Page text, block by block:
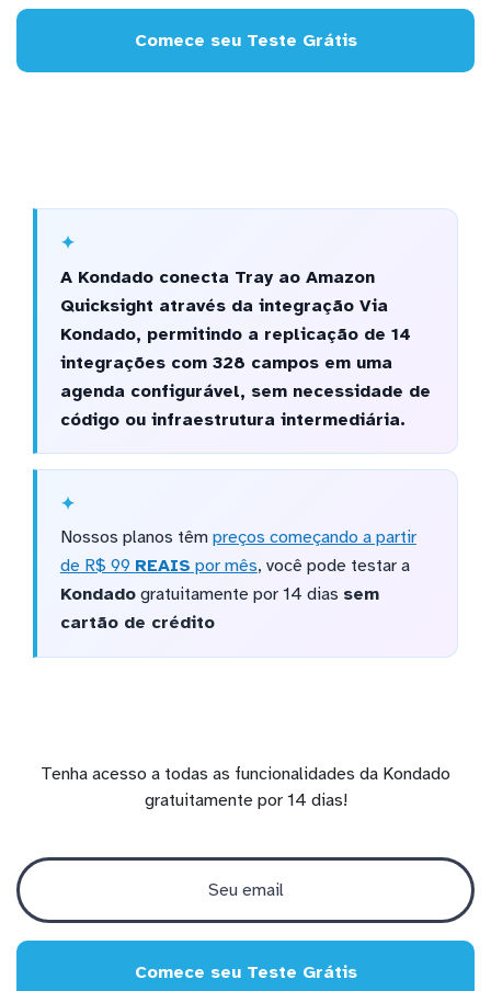
Comece seu Teste Grátis
A Kondado conecta Tray ao Amazon
Quicksight através da integração Via
Kondado, permitindo a replicação de 14
integrações com 328 campos em uma
agenda configurável, sem necessidade de
código ou infraestrutura intermediária.
Nossos planos têm preços começando a partir
de R$ 99 REAIS por mês, você pode testar a
Kondadogratuitamente por 14 dias sem
cartão de crédito
Tenha acesso a todas as funcionalidades da Kondado
gratuitamente por 14 dias!
Comece seu Teste Grátis